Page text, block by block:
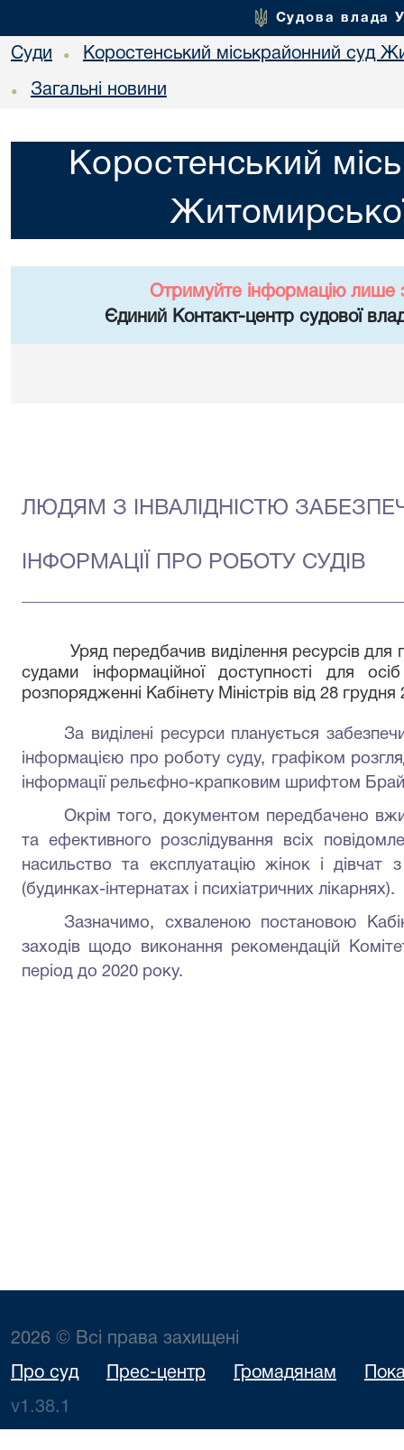
Судова влада
Суди • Коростенський міськрайонний суд
• Загальні новини
Коростенський
Отримуйте інформацію лише
Єдиний Контакт-центр судової
ЛЮДЯМ З ІНВАЛІДНІСТЮ
ІНФОРМАЦІЇ ПРО РОБОТУ СУДІВ
Уряд передбачив виділення ресурсів
судами інформаційної доступності для
розпорядженні Кабінету Міністрів від 28
За виділені ресурси планується
інформацією про роботу суду, графіком
інформації рельєфно-крапковим шрифтом
Окрім того, документом передбачено
та ефективного розслідування всіх
насильство та експлуатацію жінок і дівчат
(будинках-інтернатах і психіатричних лікарнях).
Зазначимо, схваленою постановою
заходів щодо виконання рекомендацій
період до 2020 року.
2026 © Всі права захищені
Про суд Прес-центр Громадянам
v1.38.1